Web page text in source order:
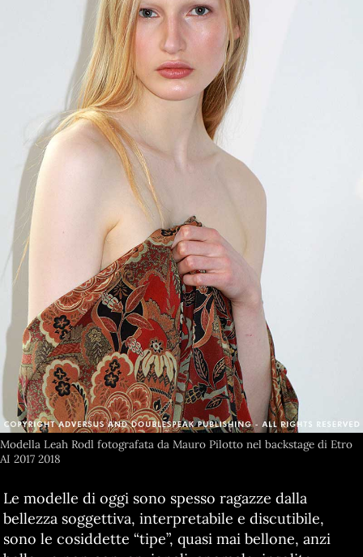
Modella Leah Rodl fotografata da Mauro Pilotto nel backstage di Etro
AI 2017 2018
Le modelle di oggi sono spesso ragazze dalla
bellezza soggettiva, interpretabile e discutibile,
sono le cosiddette “tipe”, quasi mai bellone, anzi